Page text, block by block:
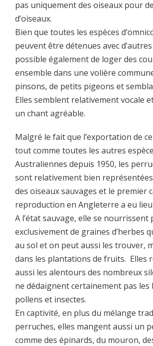
pas uniquement des oiseaux pour
d’oiseaux.
Bien que toutes les espèces
peuvent être détenues avec
possible également de loger des
ensemble dans une volière
pinsons, de petits pigeons et
Elles semblent relativement vocale
un chant agréable.
Malgré le fait que l’exportation de
tout comme toutes les autres
Australiennes depuis 1950, les
sont relativement bien
des oiseaux sauvages et le premier
reproduction en Angleterre a eu lieu
A l’état sauvage, elle se nourrissent
exclusivement de graines d’herbes
au sol et on peut aussi les trouver,
dans les plantations de fruits. Elles
aussi les alentours des nombreux
ne dédaignent certainement pas
pollens et insectes.
En captivité, en plus du mélange
perruches, elles mangent aussi un
comme des épinards, du mouron,